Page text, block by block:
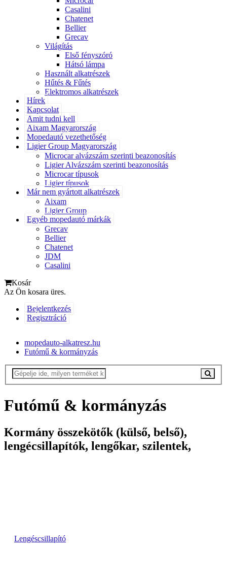
Casalini
Chatenet
Bellier
Grecav
Világítás
Első fényszóró
Hátsó lámpa
Használt alkatrészek
Hűtés & Fűtés
Elektromos alkatrészek
Hírek
Kapcsolat
Amit tudni kell
Aixam Magyarország
Mopedautó vezethetőség
Ligier Group Magyarország
Microcar alvázszám szerinti beazonosítás
Ligier Alvázszám szerinti beazonosítás
Microcar típusok
Ligier típusok
Már nem gyártott alkatrészek
Aixam
Ligier Group
Egyéb mopedautó márkák
Grecav
Bellier
Chatenet
JDM
Casalini
Kosár
Az Ön kosara üres.
Bejelentkezés
Regisztráció
mopedauto-alkatresz.hu
Futómű & kormányzás
Futómű & kormányzás
Kormány összekötők (külső, belső),
lengécsillapítók, lengőkar, szilentek,
Lengéscsillapító